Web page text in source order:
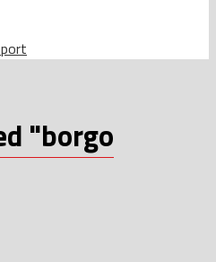
"borgo